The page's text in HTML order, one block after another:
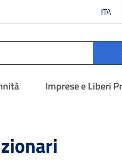
ITA
Imprese e Liberi